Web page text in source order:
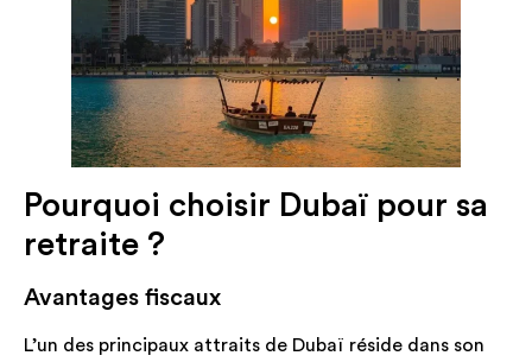
Pourquoi choisir Dubaï pour sa
retraite ?
Avantages fiscaux
L’un des principaux attraits de Dubaï réside dans son